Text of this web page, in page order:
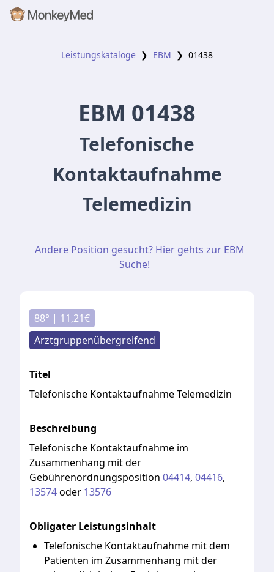
Leistungskataloge ❯ EBM ❯ 01438
EBM 01438
Telefonische
Kontaktaufnahme
Telemedizin
Andere Position gesucht? Hier gehts zur EBM
Suche!
88° | 11,21€
Arztgruppenübergreifend
Titel
Telefonische Kontaktaufnahme Telemedizin
Beschreibung
Telefonische Kontaktaufnahme im
Zusammenhang mitder
Gebührenordnungsposition 04414, 04416,
13574oder 13576
Obligater Leistungsinhalt
Telefonische Kontaktaufnahme mit dem
Patienten im Zusammenhang mit der